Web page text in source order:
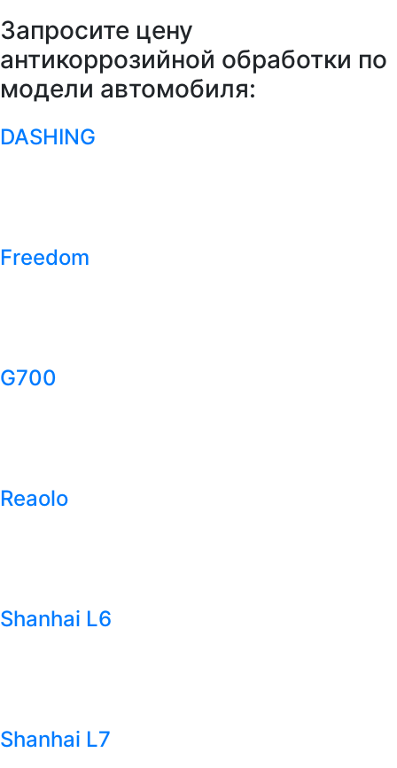
Запросите цену
антикоррозийной обработки по
модели автомобиля:
DASHING
Freedom
G700
Reaolo
Shanhai L6
Shanhai L7